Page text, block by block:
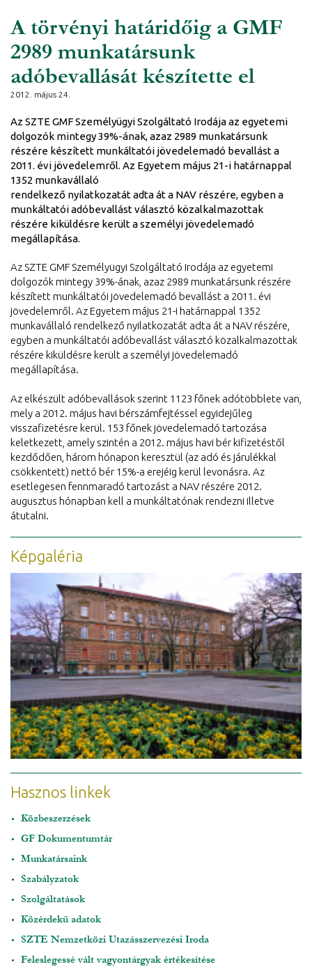
A törvényi határidőig a GMF
2989 munkatársunk
adóbevallását készítette el
2012. május 24.
Az SZTE GMF Személyügyi Szolgáltató Irodája az egyetemi
dolgozók mintegy 39%-ának, azaz 2989 munkatársunk
részére készített munkáltatói jövedelemadó bevallást a
2011. évi jövedelemről. Az Egyetem május 21-i határnappal
1352 munkavállaló
rendelkező nyilatkozatát adta át a NAV részére, egyben a
munkáltatói adóbevallást választó közalkalmazottak
részére kiküldésre került a személyi jövedelemadó
megállapítása.
Az SZTE GMF Személyügyi Szolgáltató Irodája az egyetemi
dolgozók mintegy 39%-ának, azaz 2989 munkatársunk részére
készített munkáltatói jövedelemadó bevallást a 2011. évi
jövedelemről. Az Egyetem május 21-i határnappal 1352
munkavállaló rendelkező nyilatkozatát adta át a NAV részére,
egyben a munkáltatói adóbevallást választó közalkalmazottak
részére kiküldésre került a személyi jövedelemadó
megállapítása.
Az elkészült adóbevallások szerint 1123 főnek adótöbblete van,
mely a 2012. május havi bérszámfejtéssel egyidejűleg
visszafizetésre kerül. 153 főnek jövedelemadó tartozása
keletkezett, amely szintén a 2012. május havi bér kifizetéstől
kezdődően, három hónapon keresztül (az adó és járulékkal
csökkentett) nettó bér 15%-a erejéig kerül levonásra. Az
esetlegesen fennmaradó tartozást a NAV részére 2012.
augusztus hónapban kell a munkáltatónak rendezni illetve
átutalni.
Képgaléria
Hasznos linkek
Közbeszerzések
GF Dokumentumtár
Munkatársaink
Szabályzatok
Szolgáltatások
Közérdekű adatok
SZTE Nemzetközi Utazásszervezési Iroda
Feleslegessé vált vagyontárgyak értékesítése